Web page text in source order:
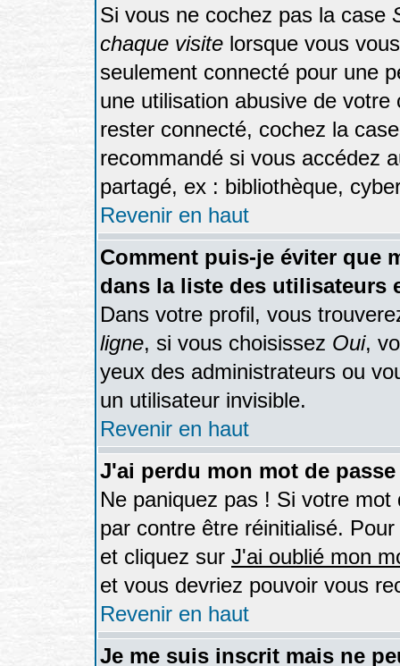
Si vous ne cochez pas la case
chaque visite lorsque vous
seulement connecté pour une
une utilisation abusive de
rester connecté, cochez la
recommandé si vous accédez
partagé, ex : bibliothèque,
Revenir en haut
Comment puis-je éviter que
dans la liste des utilisateurs
Dans votre profil, vous
ligne, si vous choisissez Oui,
yeux des administrateurs ou
un utilisateur invisible.
Revenir en haut
J'ai perdu mon mot de
Ne paniquez pas ! Si votre
par contre être réinitialisé.
et cliquez sur J'ai oublié mon
et vous devriez pouvoir vous
Revenir en haut
Je me suis inscrit mais ne